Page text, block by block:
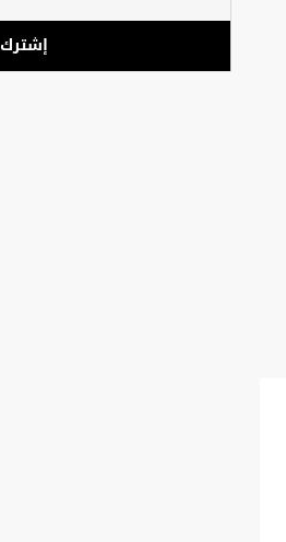
إشترك